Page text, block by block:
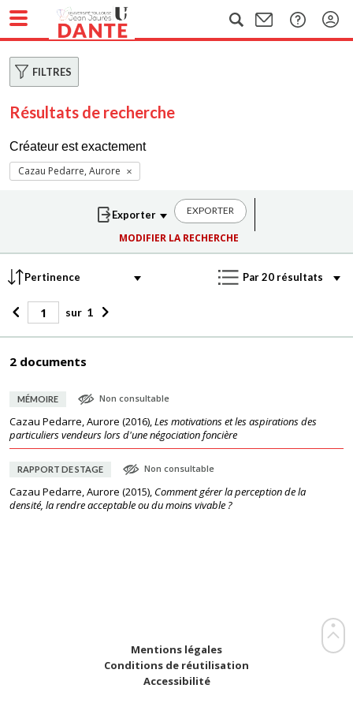
FILTRES
Résultats de recherche
Créateur est exactement
Cazau Pedarre, Aurore
EXPORTER
MODIFIER LA RECHERCHE
sur 1
2 documents
MÉMOIRE Non consultable
Cazau Pedarre, Aurore (2016),Les motivations et les aspirations des
particuliers vendeurs lors d'une négociation foncière
RAPPORT DE STAGE Non consultable
Cazau Pedarre, Aurore (2015), Comment gérer la perception de la
densité, la rendre acceptable ou du moins vivable ?
Mentions légales
Conditions de réutilisation
Accessibilité